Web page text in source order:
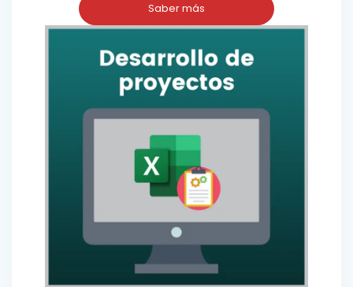
Saber más